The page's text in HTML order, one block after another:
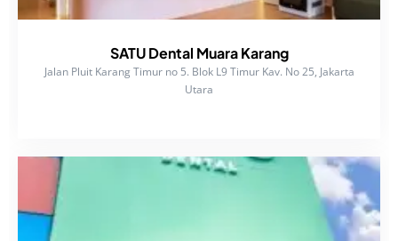
SATU Dental Muara Karang
Jalan Pluit Karang Timur no 5. Blok L9 Timur Kav. No 25, Jakarta
Utara